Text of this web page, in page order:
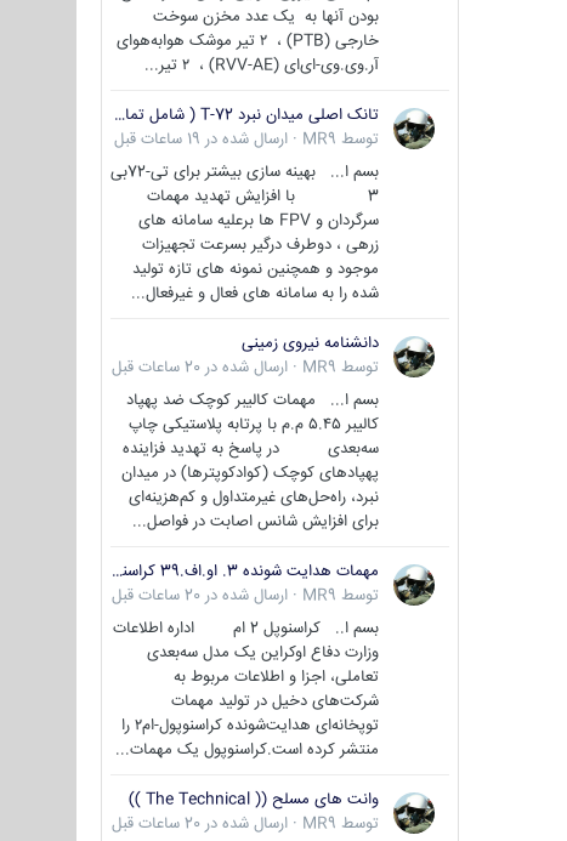
بودن آنها به یک عدد مخزن سوخت
خارجی (PTB) ، ۲ تیر موشک هوابه‌هوای
آر.وی.وی-ای‌ای (RVV-AE) ، ۲ تیر...
تانک اصلی میدان نبرد T-72 ( شامل تمامی گونه ها )
توسط MR9
· ارسال شده در 19 ساعات قبل
بسم ا... بهینه سازی بیشتر برای تی-72بی
3 با افزایش تهدید مهمات
سرگردان و FPV ها برعلیه سامانه های
زرهی ، دوطرف درگیر بسرعت تجهیزات
موجود و همچنین نمونه های تازه تولید
شده را به سامانه های فعال و غیرفعال...
دانشنامه نیروی زمینی
توسط MR9
· ارسال شده در 20 ساعات قبل
بسم ا... مهمات کالیبر کوچک ضد پهپاد
کالیبر ۵.۴۵ م.م با پرتابه پلاستیکی چاپ
سه‌بعدی در پاسخ به تهدید فزاینده
پهپادهای کوچک (کوادکوپترها) در میدان
نبرد، راه‌حل‌های غیرمتداول و کم‌هزینه‌ای
برای افزایش شانس اصابت در فواصل...
مهمات هدایت شونده 3. او.اف.39 کراسنوپل/بصیر( Krasnopol 3OF39 )
توسط MR9
· ارسال شده در 20 ساعات قبل
بسم ا.. کراسنوپل 2 ام اداره اطلاعات
وزارت دفاع اوکراین یک مدل سه‌بعدی
تعاملی، اجزا و اطلاعات مربوط به
شرکت‌های دخیل در تولید مهمات
توپخانه‌ای هدایت‌شونده کراسنوپول-ام۲ را
منتشر کرده است.کراسنوپول یک مهمات...
وانت های مسلح (( The Technical ))
توسط MR9
· ارسال شده در 20 ساعات قبل